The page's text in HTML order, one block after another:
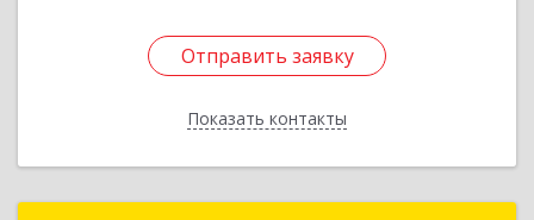
Отправить заявку
Показать контакты
Отправить заявку
Назад